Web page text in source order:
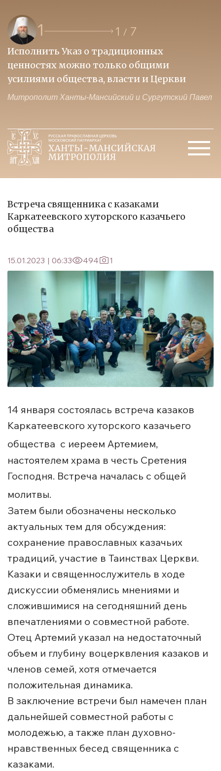
1 1 / 7
Исполнить Указ о традиционных
ценностях можно только общими
усилиями общества, власти и Церкви
Митрополит Ханты-Мансийский и Сургутский Павел
Встреча священника с казаками
Каркатеевского хуторского казачьего
общества
15.01.2023 | 06:33 494 1
14 января состоялась встреча казаков
Каркатеевского хуторского казачьего
общества с иереем Артемием,
настоятелем храма в честь Сретения
Господня. Встреча началась с общей
молитвы.
Затем были обозначены несколько
актуальных тем для обсуждения:
сохранение православных казачьих
традиций, участие в Таинствах Церкви.
Казаки и священнослужитель в ходе
дискуссии обменялись мнениями и
сложившимися на сегодняшний день
впечатлениями о совместной работе.
Отец Артемий указал на недостаточный
объем и глубину воцерквления казаков и
членов семей, хотя отмечается
положительная динамика.
В заключение встречи был намечен план
дальнейшей совместной работы с
молодежью, а также план духовно-
нравственных бесед священника с
казаками.